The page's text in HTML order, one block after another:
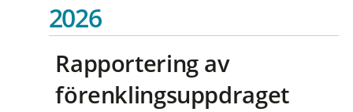
2026
Rapportering av
förenklingsuppdraget